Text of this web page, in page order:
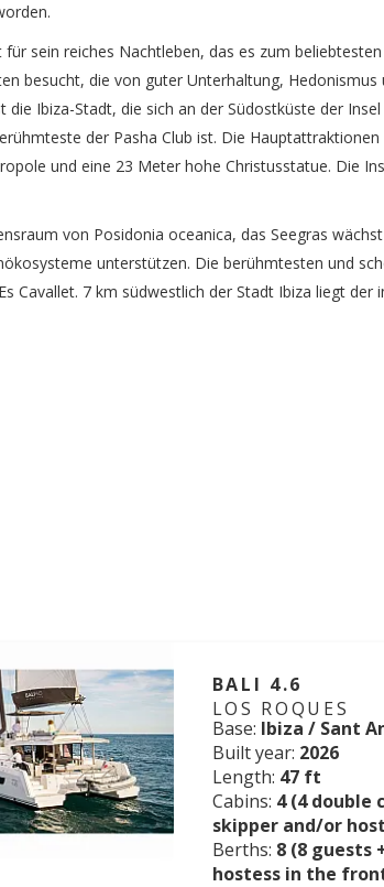
für sein reiches Nachtleben, das es zum
besucht, die von guter Unterhaltung,
die Ibiza-Stadt, die sich an der Südostküste der
der Pasha Club ist. Die
und eine 23 Meter hohe Christusstatue. Die
von Posidonia oceanica, das Seegras
unterstützen. Die berühmtesten und
Cavallet. 7 km südwestlich der Stadt Ibiza liegt der
BALI 4.6
LOS ROQUES
Base: Ibiza / Sant
Built year: 2026
Length: 47 ft
Cabins: 4 (4 double
skipper and/or
Berths: 8 (8 guests
hostess in the